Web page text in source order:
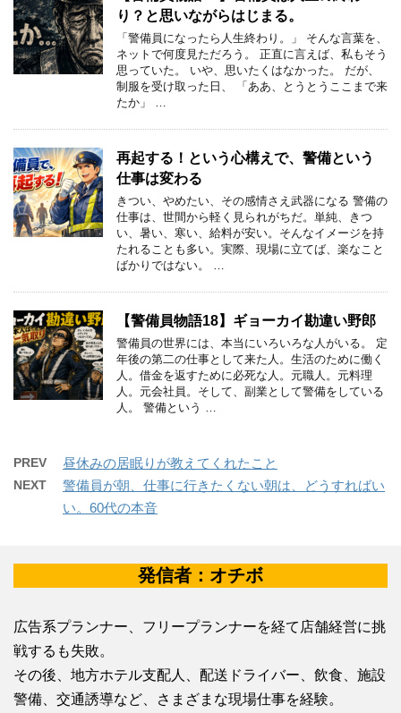
り？と思いながらはじまる。
「警備員になったら人生終わり。」 そんな言葉を、
ネットで何度見ただろう。 正直に言えば、私もそう
思っていた。 いや、思いたくはなかった。 だが、
制服を受け取った日、 「ああ、とうとうここまで来
たか」 …
再起する！という心構えで、警備という
仕事は変わる
きつい、やめたい、その感情さえ武器になる 警備の
仕事は、世間から軽く見られがちだ。単純、きつ
い、暑い、寒い、給料が安い。そんなイメージを持
たれることも多い。実際、現場に立てば、楽なこと
ばかりではない。 …
【警備員物語18】ギョーカイ勘違い野郎
警備員の世界には、本当にいろいろな人がいる。 定
年後の第二の仕事として来た人。生活のために働く
人。借金を返すために必死な人。元職人。元料理
人。元会社員。そして、副業として警備をしている
人。 警備という …
PREV 昼休みの居眠りが教えてくれたこと
NEXT
警備員が朝、仕事に行きたくない朝は、どうすればい
い。60代の本音
発信者：オチボ
広告系プランナー、フリープランナーを経て店舗経営に挑
戦するも失敗。
その後、地方ホテル支配人、配送ドライバー、飲食、施設
警備、交通誘導など、さまざまな現場仕事を経験。